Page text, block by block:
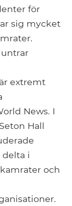
för
sig mycket
extremt
News. I
Hall
delta i
och